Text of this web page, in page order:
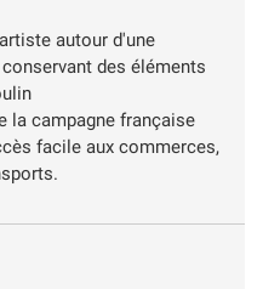
autour d'une
des éléments
la campagne française
facile aux commerces,